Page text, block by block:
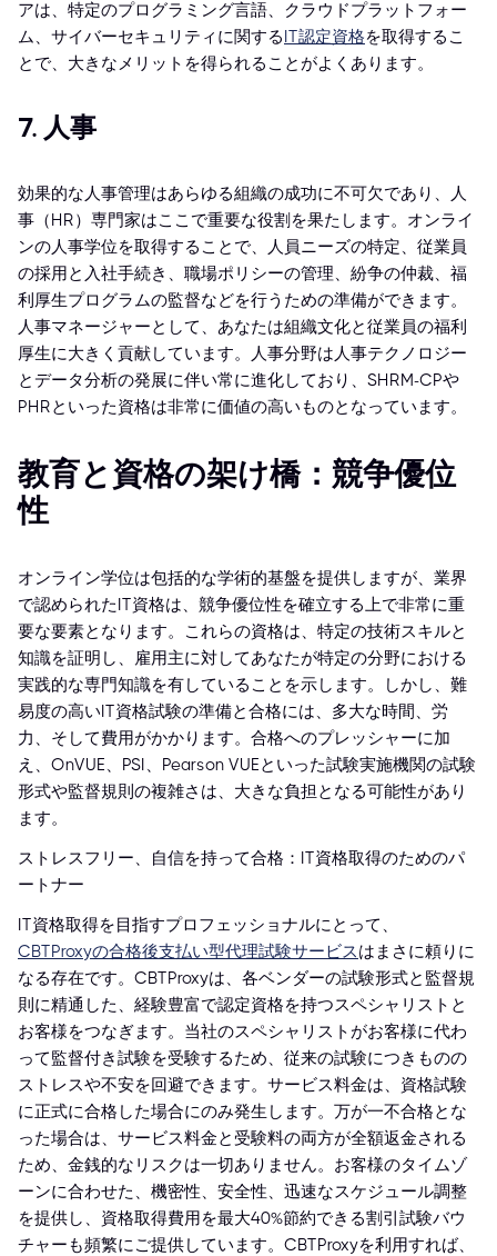
アは、特定のプログラミング言語、クラウドプラットフォー
ム、サイバーセキュリティに関するIT認定資格を取得するこ
とで、大きなメリットを得られることがよくあります。
7. 人事
効果的な人事管理はあらゆる組織の成功に不可欠であり、人
事（HR）専門家はここで重要な役割を果たします。オンライ
ンの人事学位を取得することで、人員ニーズの特定、従業員
の採用と入社手続き、職場ポリシーの管理、紛争の仲裁、福
利厚生プログラムの監督などを行うための準備ができます。
人事マネージャーとして、あなたは組織文化と従業員の福利
厚生に大きく貢献しています。人事分野は人事テクノロジー
とデータ分析の発展に伴い常に進化しており、SHRM-CPや
PHRといった資格は非常に価値の高いものとなっています。
教育と資格の架け橋：競争優位
性
オンライン学位は包括的な学術的基盤を提供しますが、業界
で認められたIT資格は、競争優位性を確立する上で非常に重
要な要素となります。これらの資格は、特定の技術スキルと
知識を証明し、雇用主に対してあなたが特定の分野における
実践的な専門知識を有していることを示します。しかし、難
易度の高いIT資格試験の準備と合格には、多大な時間、労
力、そして費用がかかります。合格へのプレッシャーに加
え、OnVUE、PSI、Pearson VUEといった試験実施機関の試験
形式や監督規則の複雑さは、大きな負担となる可能性があり
ます。
ストレスフリー、自信を持って合格：IT資格取得のためのパ
ートナー
IT資格取得を目指すプロフェッショナルにとって、
CBTProxyの合格後支払い型代理試験サービスはまさに頼りに
なる存在です。CBTProxyは、各ベンダーの試験形式と監督規
則に精通した、経験豊富で認定資格を持つスペシャリストと
お客様をつなぎます。当社のスペシャリストがお客様に代わ
って監督付き試験を受験するため、従来の試験につきものの
ストレスや不安を回避できます。サービス料金は、資格試験
に正式に合格した場合にのみ発生します。万が一不合格とな
った場合は、サービス料金と受験料の両方が全額返金される
ため、金銭的なリスクは一切ありません。お客様のタイムゾ
ーンに合わせた、機密性、安全性、迅速なスケジュール調整
を提供し、資格取得費用を最大40%節約できる割引試験バウ
チャーも頻繁にご提供しています。CBTProxyを利用すれば、